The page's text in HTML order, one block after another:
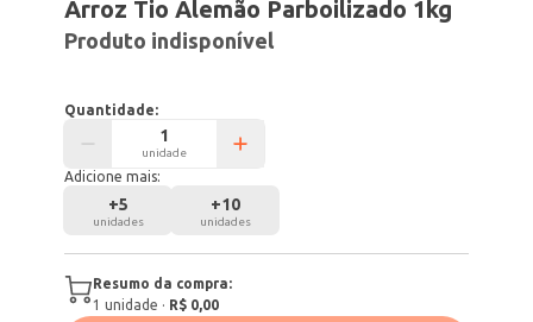
Arroz Tio Alemão Parboilizado 1kg
Produto indisponível
Quantidade:
unidade
Adicione mais:
+5
unidades
+10
unidades
Resumo da compra:
1 unidade · R$ 0,00